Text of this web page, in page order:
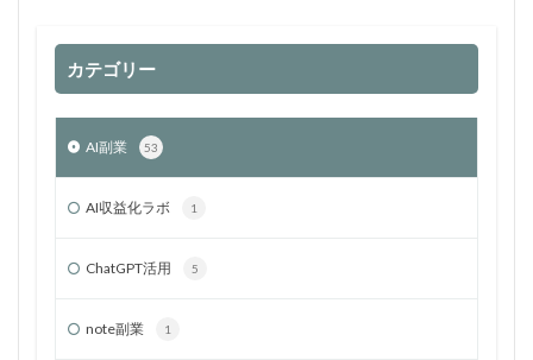
カテゴリー
AI副業 53
AI収益化ラボ 1
ChatGPT活用 5
note副業 1